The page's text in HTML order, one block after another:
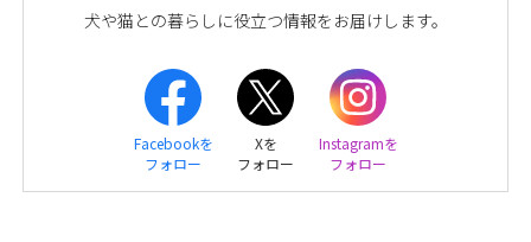
犬や猫との暮らしに役立つ情報をお届けします。
Facebookを
フォロー
Xを
フォロー
Instagramを
フォロー